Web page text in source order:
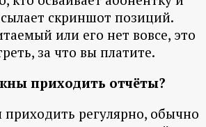
скриншот позиций.
или его нет вовсе, это
за что вы платите.
приходить отчёты?
регулярно, обычно